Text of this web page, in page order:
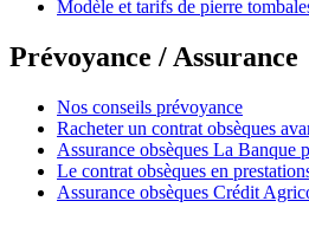
Modèle et tarifs de pierre
Prévoyance / Assurance
Nos conseils prévoyance
Racheter un contrat obsèques
Assurance obsèques La Banque
Le contrat obsèques en
Assurance obsèques Crédit